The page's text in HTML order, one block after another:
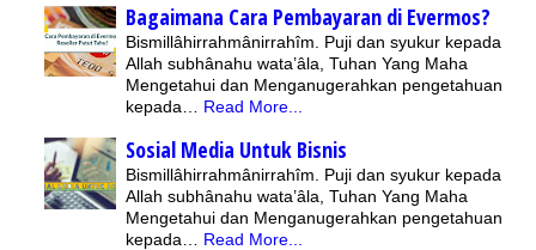
Bagaimana Cara Pembayaran di Evermos?
Bismillâhirrahmânirrahîm. Puji dan syukur kepada
Allah subhânahu wata’âla, Tuhan Yang Maha
Mengetahui dan Menganugerahkan pengetahuan
kepada…
Read More...
Sosial Media Untuk Bisnis
Bismillâhirrahmânirrahîm. Puji dan syukur kepada
Allah subhânahu wata’âla, Tuhan Yang Maha
Mengetahui dan Menganugerahkan pengetahuan
kepada…
Read More...